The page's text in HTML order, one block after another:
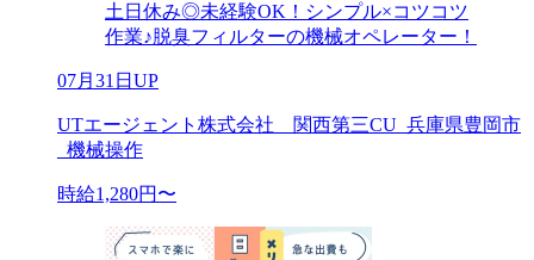
土日休み◎未経験OK！シンプル×コツコツ
作業♪脱臭フィルターの機械オペレーター！
07月31日UP
UTエージェント株式会社 関西第三CU_兵庫県豊岡市
_機械操作
時給1,280円〜